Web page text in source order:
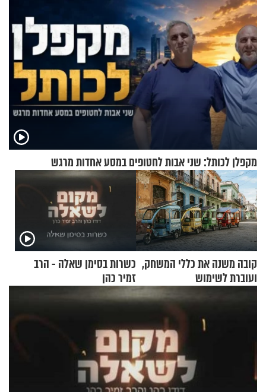
מקפלן לכותל: שני אבות לחטופים במסע אחדות מרגש
קובה משנה את כללי המשחק,
ועוברת לשימוש
בתלת־אופנועים סולאריים
כשרות בסימן שאלה - הרב
זמיר כהן